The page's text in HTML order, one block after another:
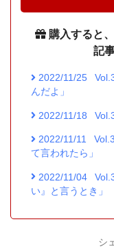
購入すると
記
2022/11/25
んだよ」
2022/11/18
2022/11/11
て言われたら」
2022/11/04
い』と言うとき」
シ